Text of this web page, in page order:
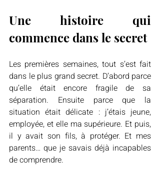
Une histoire qui
commence dans le secret
Les premières semaines, tout s’est fait
dans le plus grand secret. D’abord parce
qu’elle était encore fragile de sa
séparation. Ensuite parce que la
situation était délicate : j’étais jeune,
employée, et elle ma supérieure. Et puis,
il y avait son fils, à protéger. Et mes
parents… que je savais déjà incapables
de comprendre.